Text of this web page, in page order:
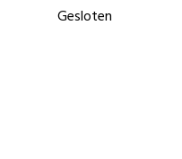
Gesloten